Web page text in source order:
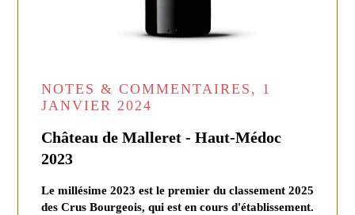
NOTES & COMMENTAIRES, 1
JANVIER 2024
Château de Malleret - Haut-Médoc
2023
Le millésime 2023 est le premier du classement 2025
des Crus Bourgeois, qui est en cours d'établissement.